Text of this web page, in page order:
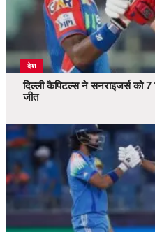
देश
दिल्ली कैपिटल्स ने सनराइजर्स को 7
जीत